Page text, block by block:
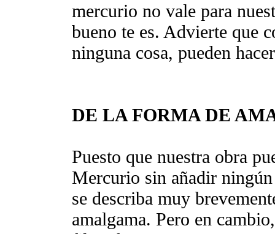
mercurio no vale para
bueno te es. Advierte que
ninguna cosa, pueden
DE LA FORMA DE
Puesto que nuestra obra
Mercurio sin añadir
se describa muy
amalgama. Pero en